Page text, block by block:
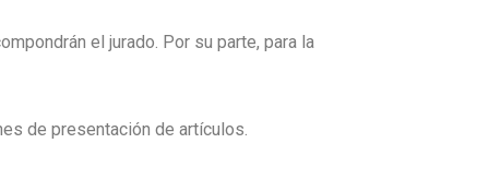
el jurado. Por su parte, para la
de presentación de artículos.